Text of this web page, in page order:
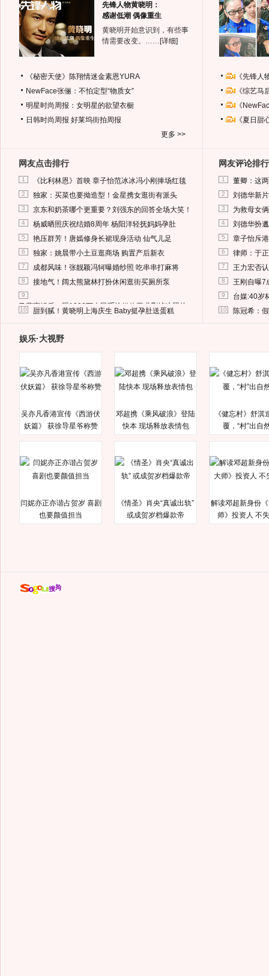
先锋人物黄晓明：
感谢低潮 偶像重生
黄晓明开始意识到，有些事
情需要改变。…… [详细]
《秘密天使》陈翔情迷金素恩YURA
NewFace张俪：不怕定型“物质女”
明星时尚周报：女明星的欲望衣橱
日韩时尚周报 好莱坞街拍周报
更多 >>
《先锋
《综艺
《
《夏日
网友点击排行
1 《比利林恩》首映 章子怡范冰冰冯小刚捧场红毯
2 独家：买菜也要拗造型！金星携女逛街有派头
3 京东和奶茶哪个更重要？刘强东的回答全场大笑！
4 杨威晒照庆祝结婚8周年 杨阳洋轻抚妈妈孕肚
5 艳压群芳！唐嫣修身长裙现身活动 仙气儿足
6 独家：姚晨带小土豆逛商场 购置产后新衣
7 成都风味！张靓颖冯轲曝婚纱照 吃串串打麻将
8 接地气！阔太熊黛林打扮休闲逛街买厕所泵
9
马蓉离婚后，砸1000万人民币给媒体要求删掉这照片
10 甜到腻！黄晓明上海庆生 Baby挺孕肚送蛋糕
网友评论排行
1 董卿：这
2 刘德华新
3 为救母女
4 刘德华扮
5 章子怡斥
6 律师：于
7 王力宏否
8 王刚自曝7
9 台媒:40岁
10 陈冠希：
娱乐·大视野
吴亦凡香港宣传《西游伏
妖篇》 获徐导星爷称赞
邓超携《乘风破浪》登陆
快本 现场释放表情包
《健忘村》舒淇
覆，“村”出自
闫妮亦正亦谐占贺岁 喜剧
也要颜值担当
《情圣》肖央“真诚出轨”
或成贺岁档爆款帝
解读邓超新身份
师》投资人 不